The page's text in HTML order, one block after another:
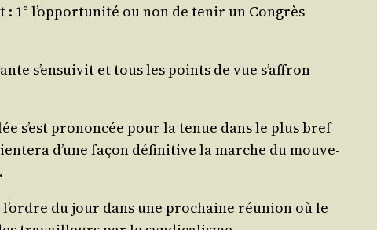
1° l’op­por­tu­ni­té ou non de tenir un Congrès
s’en­sui­vit et tous les points de vue s’af­fron­
s’est pro­non­cée pour la tenue dans le plus bref
d’une façon défi­ni­tive la marche du mou­ve­
du jour dans une pro­chaine réunion où le